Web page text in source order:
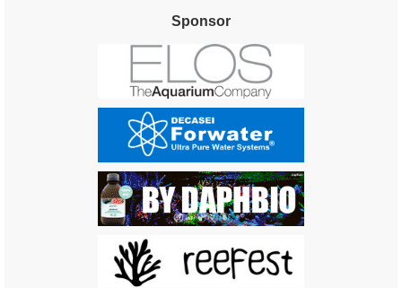
Sponsor